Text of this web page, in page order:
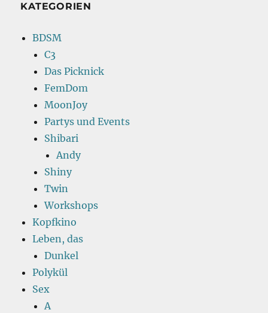
KATEGORIEN
BDSM
C3
Das Picknick
FemDom
MoonJoy
Partys und Events
Shibari
Andy
Shiny
Twin
Workshops
Kopfkino
Leben, das
Dunkel
Polykül
Sex
A